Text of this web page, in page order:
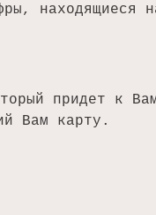
находящиеся
придет к
Вам карту.